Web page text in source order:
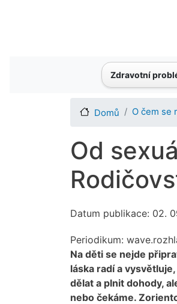
Main navigation
Zdravotní
Domů O čem se
Od
Datum publikace: 02.
Periodikum:
Na děti se nejde
láska radí a
dělat a plnit dohody,
nebo čekáme.